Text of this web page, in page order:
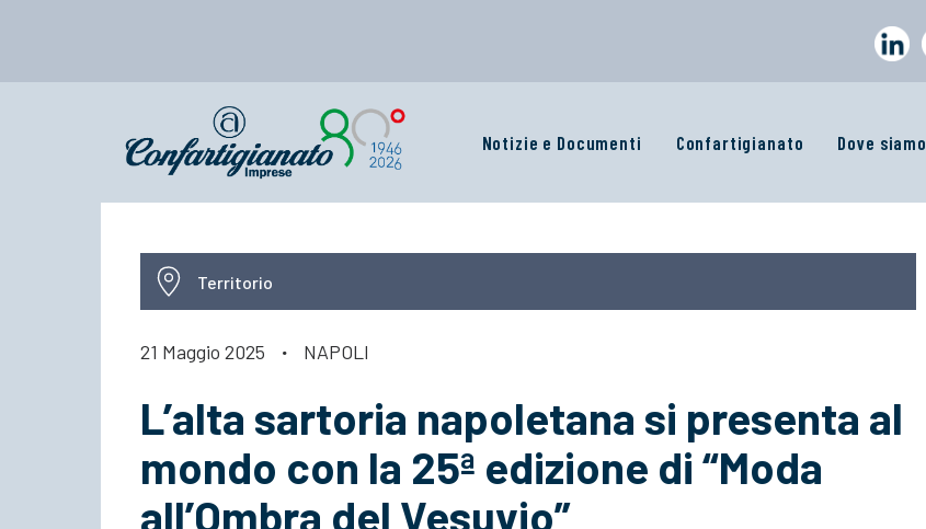
Notizie e Documenti Confartigianato Dove siamo
Territorio
21 Maggio 2025 · NAPOLI
L’alta sartoria napoletana si presenta al
mondo con la 25ª edizione di “Moda
all’Ombra del Vesuvio”